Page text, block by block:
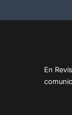
En